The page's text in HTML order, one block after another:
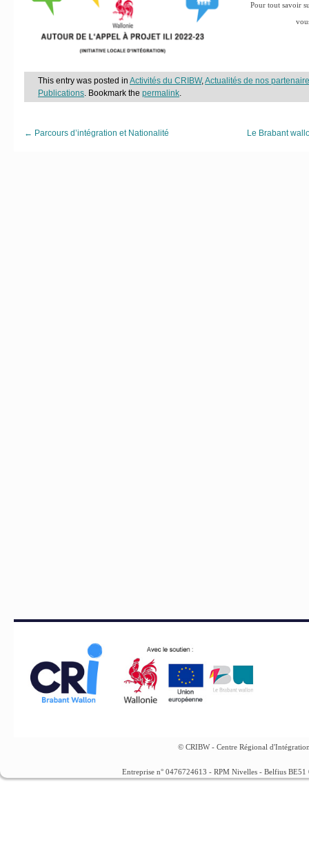
Pour tout savoir
This entry was posted in Activités du CRIBW,Actualités de nos
Publications. Bookmark the permalink.
← Parcours d’intégration et Nationalité Le Brabant
© CRIBW - Centre Régional
Entreprise n° 0476724613 - RPM Nivelles - Belfius